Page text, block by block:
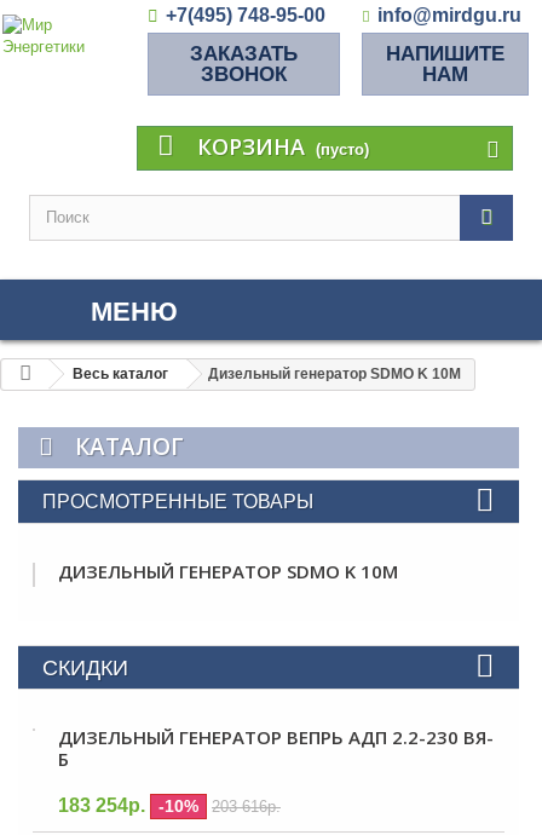
+7(495) 748-95-00 info@mirdgu.ru
ЗАКАЗАТЬ
ЗВОНОК
НАПИШИТЕ
НАМ
КОРЗИНА (пусто)
МЕНЮ
Весь каталог Дизельный генератор SDMO K 10M
КАТАЛОГ
ПРОСМОТРЕННЫЕ ТОВАРЫ
ДИЗЕЛЬНЫЙ ГЕНЕРАТОР SDMO K 10M
СКИДКИ
ДИЗЕЛЬНЫЙ ГЕНЕРАТОР ВЕПРЬ АДП 2.2-230 ВЯ-
Б
183 254р. -10% 203 616р.